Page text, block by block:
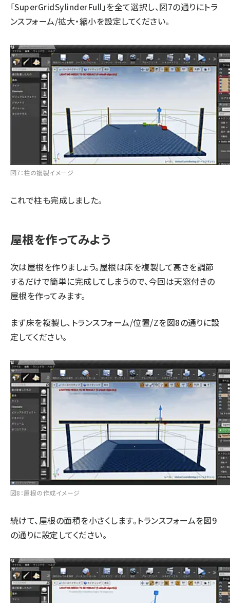
「SuperGridSylinderFull」を全て選択し、図7の通りにトラ
ンスフォーム/拡大・縮小を設定してください。
図7：柱の複製イメージ
これで柱も完成しました。
屋根を作ってみよう
次は屋根を作りましょう。屋根は床を複製して高さを調節
するだけで簡単に完成してしまうので、今回は天窓付きの
屋根を作ってみます。
まず床を複製し、トランスフォーム/位置/Zを図8の通りに設
定してください。
図8：屋根の作成イメージ
続けて、屋根の面積を小さくします。トランスフォームを図9
の通りに設定してください。